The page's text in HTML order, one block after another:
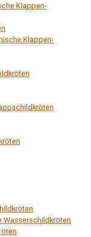
Klappen-
Klappen-
Wasserschildkröten